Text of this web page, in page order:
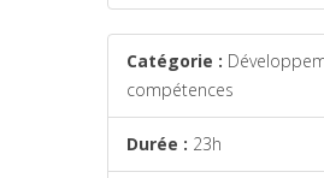
Catégorie :
compétences
Durée : 23h